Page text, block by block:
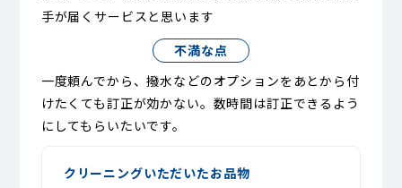
手が届くサービスと思います
不満な点
一度頼んでから、撥水などのオプションをあとから付
けたくても訂正が効かない。数時間は訂正できるよう
にしてもらいたいです。
クリーニングいただいたお品物